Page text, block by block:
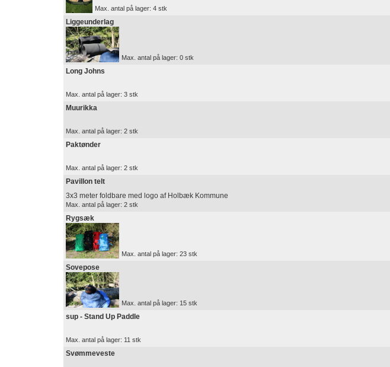
Max. antal på lager: 4 stk
Liggeunderlag
Max. antal på lager: 0 stk
Long Johns
Max. antal på lager: 3 stk
Muurikka
Max. antal på lager: 2 stk
Paktønder
Max. antal på lager: 2 stk
Pavillon telt
3x3 meter foldbare med logo af Holbæk Kommune
Max. antal på lager: 2 stk
Rygsæk
Max. antal på lager: 23 stk
Sovepose
Max. antal på lager: 15 stk
sup - Stand Up Paddle
Max. antal på lager: 11 stk
Svømmeveste